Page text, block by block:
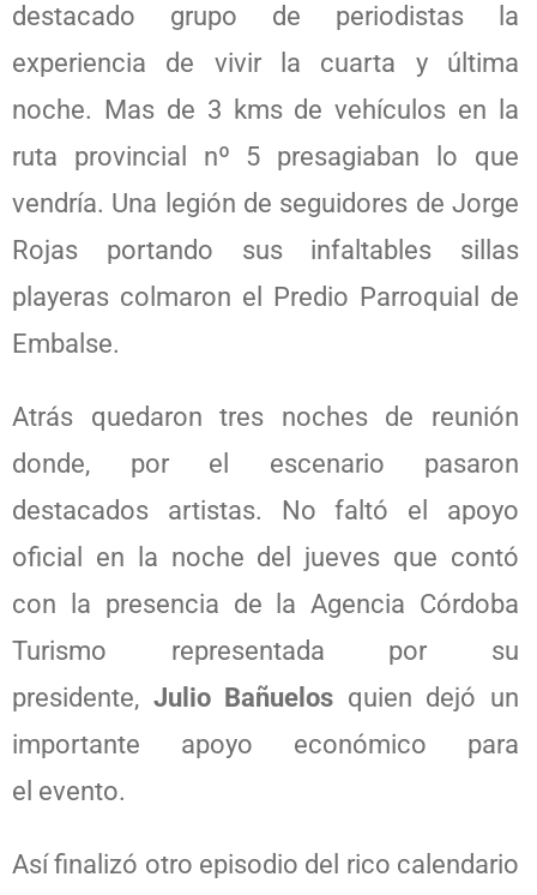
destacado grupo de periodistas la
experiencia de vivir la cuarta y última
noche. Mas de 3 kms de vehículos en la
ruta provincial nº 5 presagiaban lo que
vendría. Una legión de seguidores de Jorge
Rojas portando sus infaltables sillas
playeras colmaron el Predio Parroquial de
Embalse.
Atrás quedaron tres noches de reunión
donde, por el escenario pasaron
destacados artistas. No faltó el apoyo
oficial en la noche del jueves que contó
con la presencia de la Agencia Córdoba
Turismo representada por su
presidente, Julio Bañuelos quien dejó un
importante apoyo económico para
el evento.
Así finalizó otro episodio del rico calendario